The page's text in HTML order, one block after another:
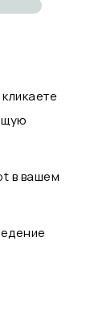
в вашем